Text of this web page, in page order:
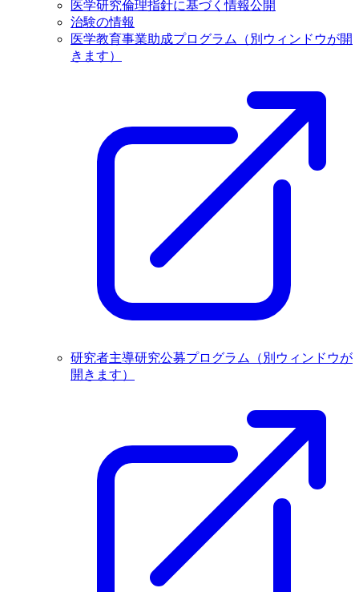
医学研究倫理指針に基づく情報公開
治験の情報
医学教育事業助成プログラム
（別ウィンドウが開
きます）
研究者主導研究公募プログラム
（別ウィンドウが
開きます）